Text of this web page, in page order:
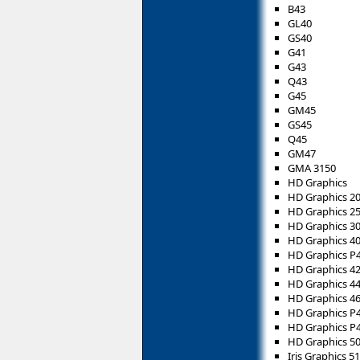
B43
GL40
GS40
G41
G43
Q43
G45
GM45
GS45
Q45
GM47
GMA 3150
HD Graphics
HD Graphics
HD Graphics
HD Graphics
HD Graphics
HD Graphics
HD Graphics
HD Graphics
HD Graphics
HD Graphics
HD Graphics
HD Graphics
Iris Graphics